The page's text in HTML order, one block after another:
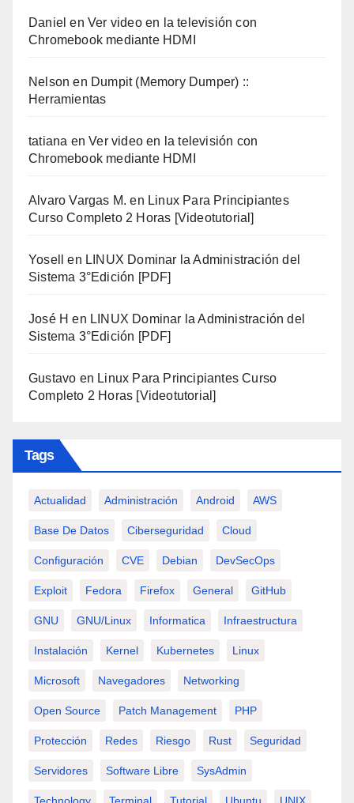
Daniel enVer video en la televisión con
Chromebook mediante HDMI
Nelson en Dumpit (Memory Dumper) ::
Herramientas
tatiana enVer video en la televisión con
Chromebook mediante HDMI
Alvaro Vargas M. en Linux Para Principiantes
Curso Completo 2 Horas [Videotutorial]
Yosell en LINUX Dominar la Administración del
Sistema 3°Edición [PDF]
José H en LINUX Dominar la Administración del
Sistema 3°Edición [PDF]
Gustavo en Linux Para Principiantes Curso
Completo 2 Horas [Videotutorial]
Tags
Actualidad Administración Android AWS
Base De Datos Ciberseguridad Cloud
Configuración CVE Debian DevSecOps
Exploit Fedora Firefox General GitHub
GNU GNU/Linux Informatica Infraestructura
Instalación Kernel Kubernetes Linux
Microsoft Navegadores Networking
Open Source Patch Management PHP
Protección Redes Riesgo Rust Seguridad
Servidores Software Libre SysAdmin